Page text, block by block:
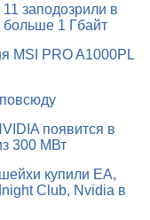
заподозрили в
1 Гбайт
MSI PRO A1000PL
появится в
300 МВт
купили EA,
Club, Nvidia в